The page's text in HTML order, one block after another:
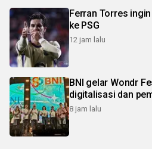
Ferran Torres
ke PSG
12 jam lalu
BNI gelar Wondr
digitalisasi dan
8 jam lalu